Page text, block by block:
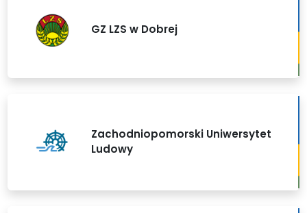
GZ LZS w Dobrej
Zachodniopomorski Uniwersytet
Ludowy